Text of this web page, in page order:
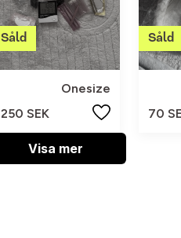
Onesize
250 SEK
70
Visa mer